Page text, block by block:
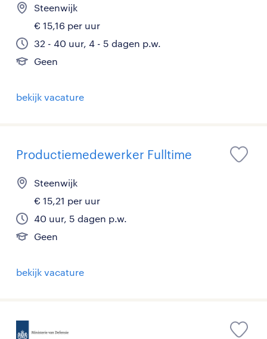
Steenwijk
€ 15,16 per uur
32 - 40 uur, 4 - 5 dagen p.w.
Geen
bekijk vacature
Productiemedewerker Fulltime
Steenwijk
€ 15,21 per uur
40 uur, 5 dagen p.w.
Geen
bekijk vacature